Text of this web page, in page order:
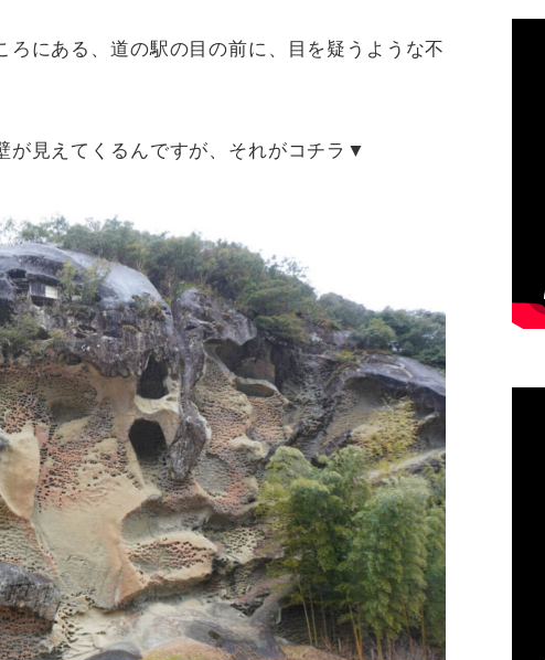
にある、道の駅の目の前に、目を疑うような不
が見えてくるんですが、それがコチラ▼